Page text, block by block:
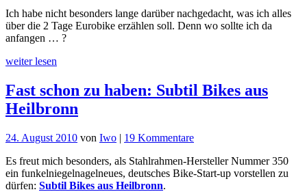
2010
Nachlese
Ich habe nicht besonders lange darüber nachgedacht, was ich alles
über die 2 Tage Eurobike erzählen soll. Denn wo sollte ich da
anfangen … ?
weiter lesen
Fast schon zu haben: Subtil Bikes aus
Heilbronn
24. August 2010 von Iwo | 19 Kommentarezu
schon
zu
Es freut mich besonders, als Stahlrahmen-Hersteller Nummer 350
ein funkelniegelnagelneues, deutsches Bike-Start-up vorstellen zu
dürfen: Subtil Bikes aus Heilbronn.